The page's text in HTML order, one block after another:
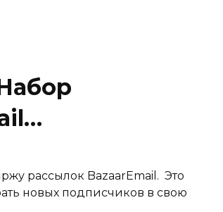
рассылок BazaarEmail. Это
новых подписчиков в свою